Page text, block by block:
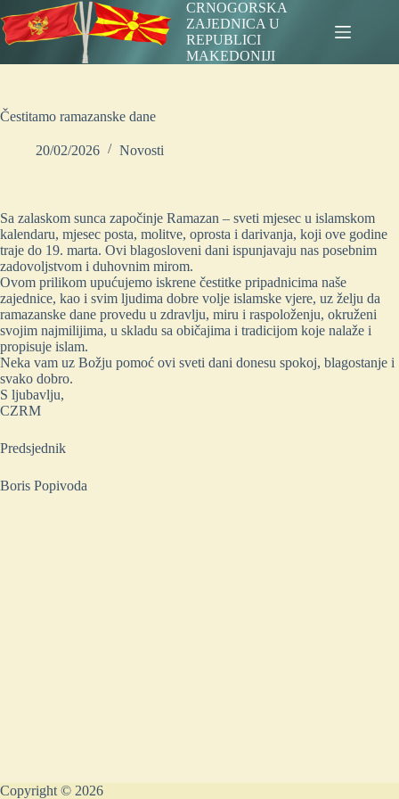
to
content
CRNOGORSKA
ZAJEDNICA U
REPUBLICI
MAKEDONIJI
Čestitamo ramazanske dane
20/02/2026 Novosti
Sa zalaskom sunca započinje Ramazan – sveti mjesec u islamskom
kalendaru, mjesec posta, molitve, oprosta i darivanja, koji ove godine
traje do 19. marta. Ovi blagosloveni dani ispunjavaju nas posebnim
zadovoljstvom i duhovnim mirom.
Ovom prilikom upućujemo iskrene čestitke pripadnicima naše
zajednice, kao i svim ljudima dobre volje islamske vjere, uz želju da
ramazanske dane provedu u zdravlju, miru i raspoloženju, okruženi
svojim najmilijima, u skladu sa običajima i tradicijom koje nalaže i
propisuje islam.
Neka vam uz Božju pomoć ovi sveti dani donesu spokoj, blagostanje i
svako dobro.
S ljubavlju,
CZRM
Predsjednik
Boris Popivoda
Copyright © 2026